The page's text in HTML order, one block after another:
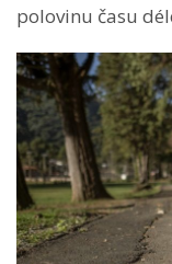
polovinu času